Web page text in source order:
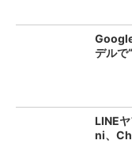
デルで
LINE
ni、